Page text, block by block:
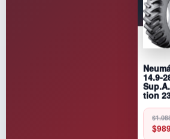
14.9-
tion
$
Original
price
was:
$
Current
price
is: